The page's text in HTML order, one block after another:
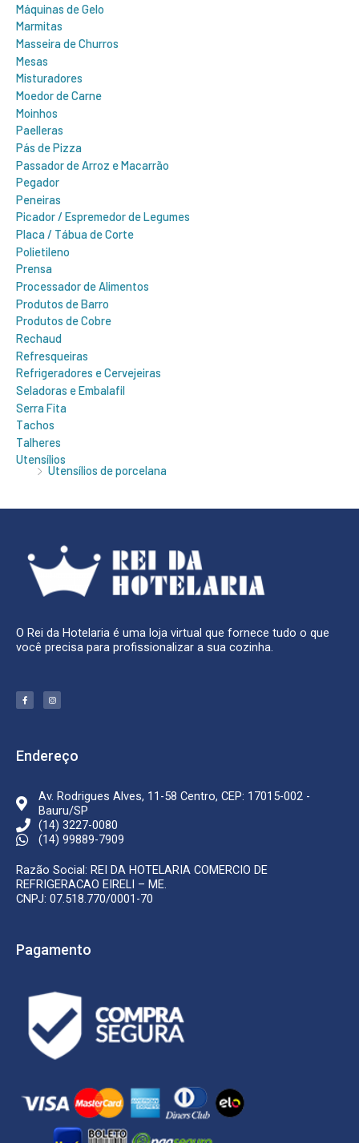
Máquinas de Gelo
Marmitas
Masseira de Churros
Mesas
Misturadores
Moedor de Carne
Moinhos
Paelleras
Pás de Pizza
Passador de Arroz e Macarrão
Pegador
Peneiras
Picador / Espremedor de Legumes
Placa / Tábua de Corte
Polietileno
Prensa
Processador de Alimentos
Produtos de Barro
Produtos de Cobre
Rechaud
Refresqueiras
Refrigeradores e Cervejeiras
Seladoras e Embalafil
Serra Fita
Tachos
Talheres
Utensílios
Utensílios de porcelana
O Rei da Hotelaria é uma loja virtual que fornece tudo o que
você precisa para profissionalizar a sua cozinha.
F
a
c
k
-
I
n
s
m
Endereço
Av. Rodrigues Alves, 11-58 Centro, CEP: 17015-002 -
Bauru/SP
(14) 3227-0080
(14) 99889-7909
Razão Social: REI DA HOTELARIA COMERCIO DE
REFRIGERACAO EIRELI – ME.
CNPJ: 07.518.770/0001-70
Pagamento